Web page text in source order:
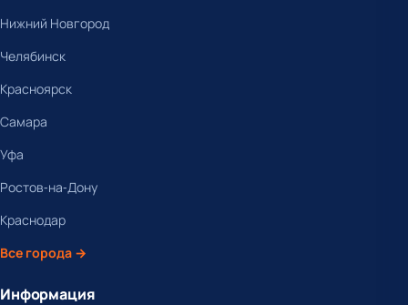
Нижний Новгород
Челябинск
Красноярск
Самара
Уфа
Ростов-на-Дону
Краснодар
Все города →
Информация